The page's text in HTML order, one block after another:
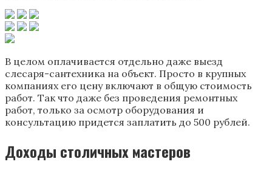
В целом оплачивается отдельно даже выезд
слесаря-сантехника на объект. Просто в крупных
компаниях его цену включают в общую стоимость
работ. Так что даже без проведения ремонтных
работ, только за осмотр оборудования и
консультацию придется заплатить до 500 рублей.
Доходы столичных мастеров